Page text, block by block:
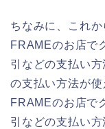
ちなみに、これ
FRAMEのお店で
引などの支払い
の支払い方法が
FRAMEのお店で
引などの支払い